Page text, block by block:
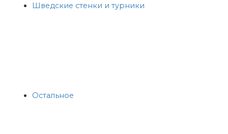
Шведские стенки и турники
Остальное